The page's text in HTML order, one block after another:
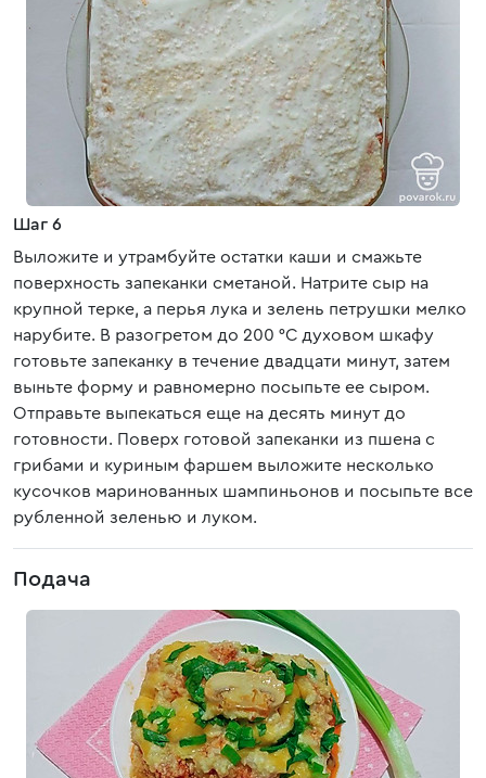
Шаг 6
Выложите и утрамбуйте остатки каши и смажьте
поверхность запеканки сметаной. Натрите сыр на
крупной терке, а перья лука и зелень петрушки мелко
нарубите. В разогретом до 200 °C духовом шкафу
готовьте запеканку в течение двадцати минут, затем
выньте форму и равномерно посыпьте ее сыром.
Отправьте выпекаться еще на десять минут до
готовности. Поверх готовой запеканки из пшена с
грибами и куриным фаршем выложите несколько
кусочков маринованных шампиньонов и посыпьте все
рубленной зеленью и луком.
Подача